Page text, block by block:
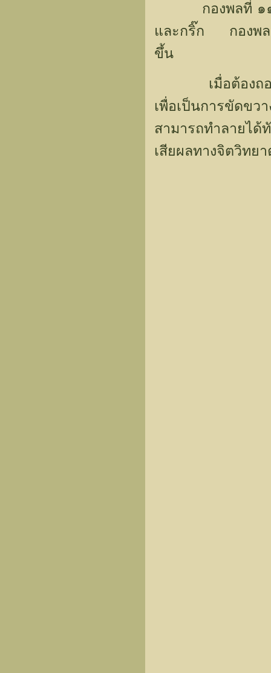
กองพลที่ ๑๑ อิ
และกริ๊ก กองพล
ขึ้น
เมื่อต้องถอย ก
เพื่อเป็นการขัด
สามารถทำลายไ
เสียผลทางจิตวิทย